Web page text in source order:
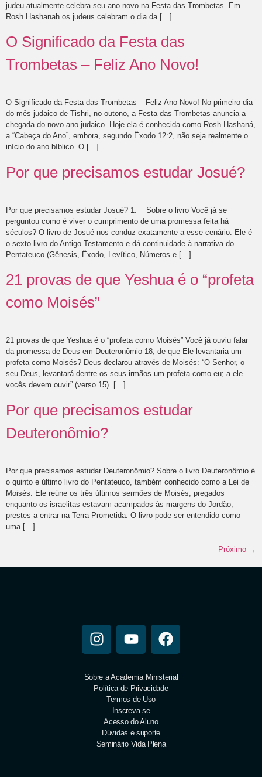
judeu atualmente celebra seu ano novo na Festa das Trombetas. Em
Rosh Hashanah os judeus celebram o dia da […]
O Significado da Festa das
Trombetas – Feliz Ano Novo!
O Significado da Festa das Trombetas – Feliz Ano Novo! No primeiro dia
do mês judaico de Tishri, no outono, a Festa das Trombetas anuncia a
chegada do novo ano judaico. Hoje ela é conhecida como Rosh Hashaná,
a “Cabeça do Ano”, embora, segundo Êxodo 12:2, não seja realmente o
início do ano bíblico. O […]
Por que precisamos estudar Josué?
Por que precisamos estudar Josué? 1. Sobre o livro Você já se
perguntou como é viver o cumprimento de uma promessa feita há
séculos? O livro de Josué nos conduz exatamente a esse cenário. Ele é
o sexto livro do Antigo Testamento e dá continuidade à narrativa do
Pentateuco (Gênesis, Êxodo, Levítico, Números e […]
21 provas de que Yeshua é o “profeta
como Moisés”
21 provas de que Yeshua é o “profeta como Moisés” Você já ouviu falar
da promessa de Deus em Deuteronômio 18, de que Ele levantaria um
profeta como Moisés? Deus declarou através de Moisés: “O Senhor, o
seu Deus, levantará dentre os seus irmãos um profeta como eu; a ele
vocês devem ouvir” (verso 15). […]
Por que precisamos estudar
Deuteronômio?
Por que precisamos estudar Deuteronômio? Sobre o livro Deuteronômio é
o quinto e último livro do Pentateuco, também conhecido como a Lei de
Moisés. Ele reúne os três últimos sermões de Moisés, pregados
enquanto os israelitas estavam acampados às margens do Jordão,
prestes a entrar na Terra Prometida. O livro pode ser entendido como
uma […]
Próximo →
Sobre a Academia Ministerial
Política de Privacidade
Termos de Uso
Inscreva-se
Acesso do Aluno
Dúvidas e suporte
Seminário Vida Plena